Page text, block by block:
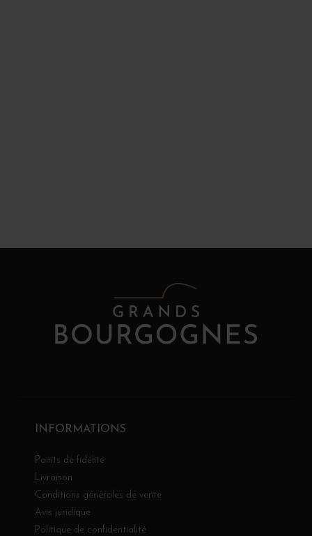
INFORMATIONS
Points de fidélité
Livraison
Conditions générales de vente
Avis juridique
Politique de confidentialité